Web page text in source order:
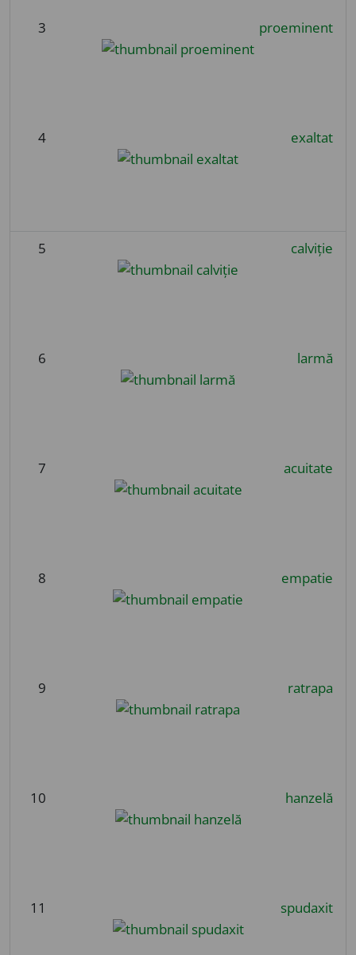
3 proeminent
4 exaltat
5 calviție
6 larmă
7 acuitate
8 empatie
9 ratrapa
10 hanzelă
11 spudaxit